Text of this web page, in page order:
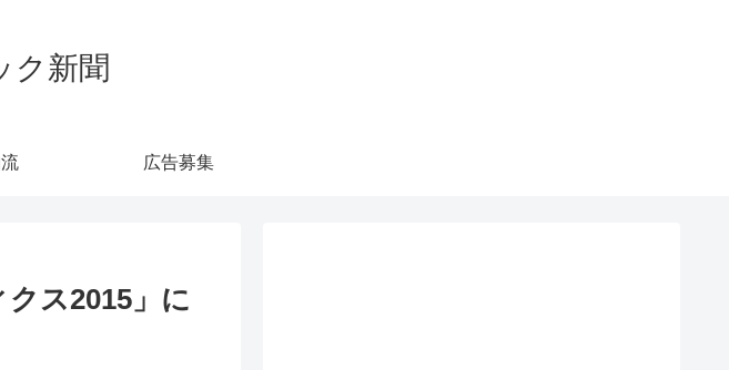
ク新聞
広告募集
ス2015」に